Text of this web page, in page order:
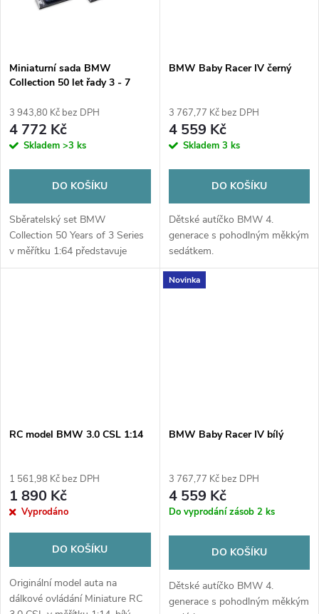
Miniaturní sada BMW
Collection 50 let řady 3 - 7
3 943,80 Kč bez DPH
4 772 Kč
Skladem >3 ks
DO KOŠÍKU
Sběratelský set BMW
Collection 50 Years of 3 Series
v měřítku 1:64 představuje
všech 7 generací legendární
BMW Baby Racer IV černý
3 767,77 Kč bez DPH
4 559 Kč
Skladem 3 ks
DO KOŠÍKU
Dětské autíčko BMW 4.
generace s pohodlným měkkým
sedátkem.
RC model BMW 3.0 CSL 1:14
1 561,98 Kč bez DPH
1 890 Kč
Vyprodáno
DO KOŠÍKU
Originální model auta na
dálkové ovládání Miniature RC
Novinka
BMW Baby Racer IV bílý
3 767,77 Kč bez DPH
4 559 Kč
Do vyprodání zásob 2 ks
DO KOŠÍKU
Dětské autíčko BMW 4.
generace s pohodlným měkkým